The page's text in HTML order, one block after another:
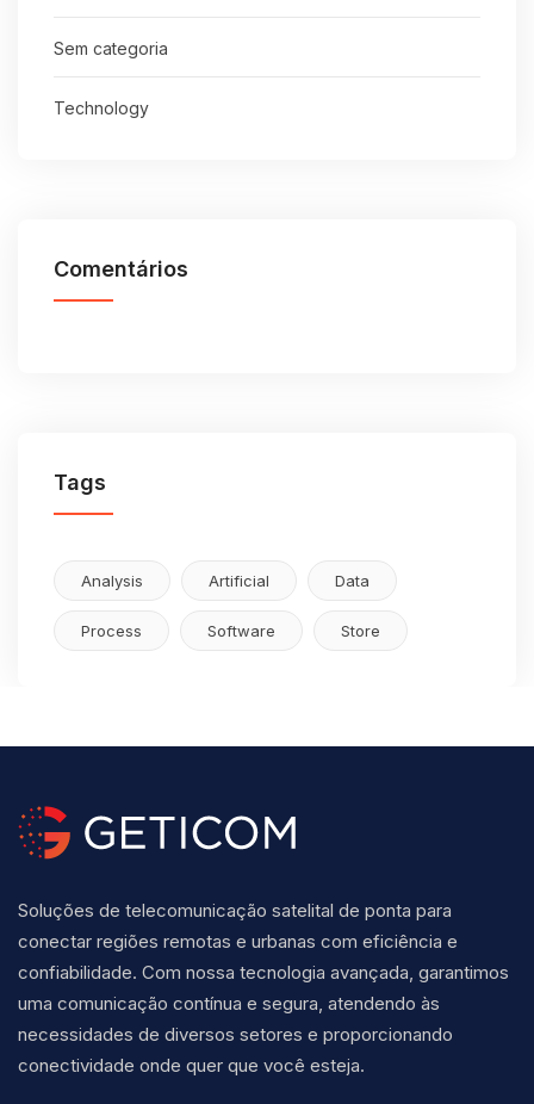
Sem categoria
Technology
Comentários
Tags
Analysis Artificial Data
Process Software Store
Soluções de telecomunicação satelital de ponta para
conectar regiões remotas e urbanas com eficiência e
confiabilidade. Com nossa tecnologia avançada, garantimos
uma comunicação contínua e segura, atendendo às
necessidades de diversos setores e proporcionando
conectividade onde quer que você esteja.